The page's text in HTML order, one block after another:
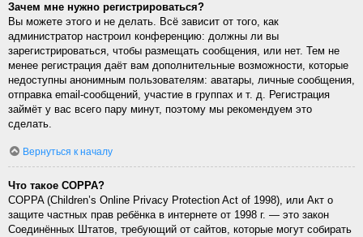
Зачем мне нужно регистрироваться?
Вы можете этого и не делать. Всё зависит от того, как
администратор настроил конференцию: должны ли вы
зарегистрироваться, чтобы размещать сообщения, или нет. Тем не
менее регистрация даёт вам дополнительные возможности, которые
недоступны анонимным пользователям: аватары, личные сообщения,
отправка email-сообщений, участие в группах и т. д. Регистрация
займёт у вас всего пару минут, поэтому мы рекомендуем это
сделать.
Вернуться к началу
Что такое COPPA?
COPPA (Children’s Online Privacy Protection Act of 1998), или Акт о
защите частных прав ребёнка в интернете от 1998 г. — это закон
Соединённых Штатов, требующий от сайтов, которые могут собирать